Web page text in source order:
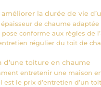
la durée de vie
épaisseur de chaume
pose conforme aux règles de
régulier du toit de
d’une toiture en chaume
entretenir une maison
est le prix d’entretien d’un